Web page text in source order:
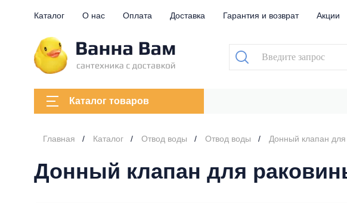
Каталог О нас Оплата Доставка Гарантия и возврат Акции
Каталог товаров
Главная Каталог Отвод воды Отвод воды Донный клапан
Донный клапан для